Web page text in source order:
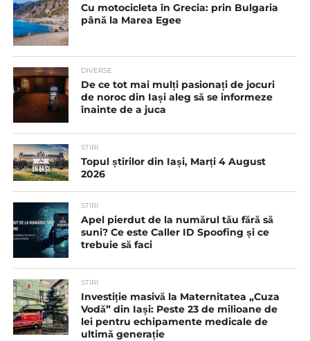
Cu motocicleta în Grecia: prin Bulgaria
până la Marea Egee
DIVERSE
De ce tot mai mulți pasionați de jocuri
de noroc din Iași aleg să se informeze
înainte de a juca
STIRI
Topul știrilor din Iași, Marți 4 August
2026
STIRI
Apel pierdut de la numărul tău fără să
suni? Ce este Caller ID Spoofing și ce
trebuie să faci
STIRI
Investiție masivă la Maternitatea „Cuza
Vodă” din Iași: Peste 23 de milioane de
lei pentru echipamente medicale de
ultimă generație